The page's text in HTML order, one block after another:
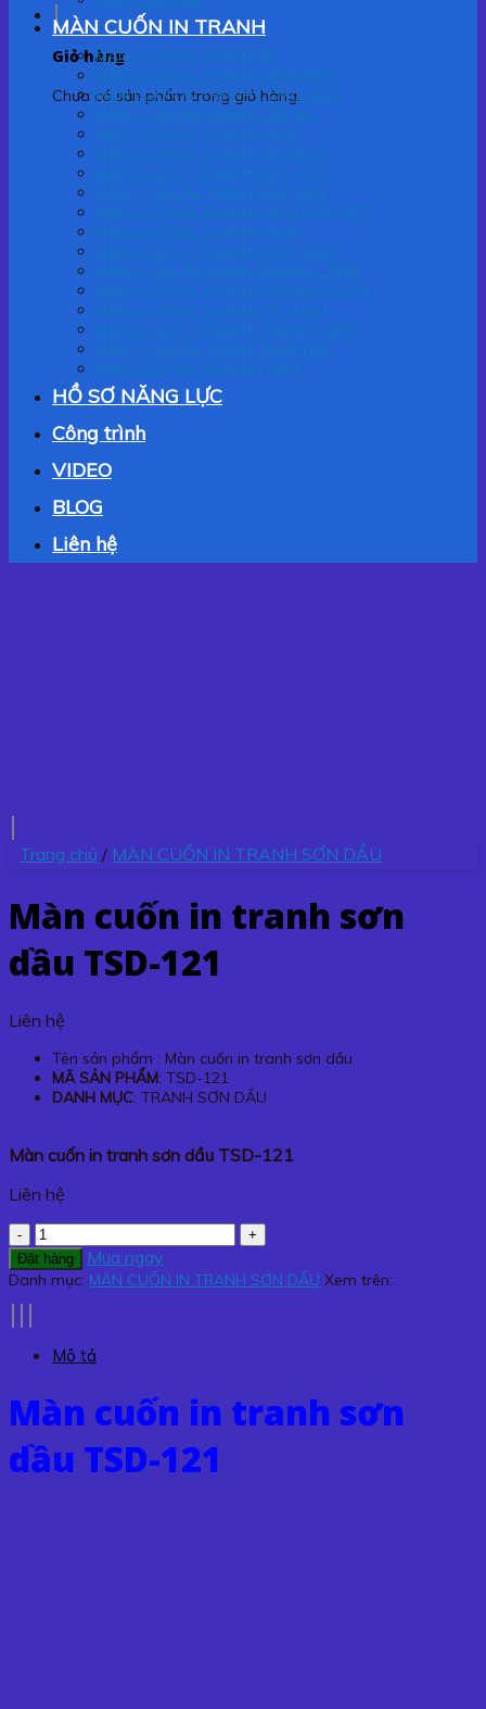
Giỏ hàng
Chưa có sản phẩm trong giỏ hàng.
MÀN CUỐN IN TRANH
MÀN CUỐN IN TRANH 3D
MÀN CUỐN IN TRANH CÔNG GIÁO
HỒ SƠ NĂNG LỰC
Công trình
VIDEO
BLOG
Liên hệ
Trang chủ / MÀN CUỐN IN TRANH SƠN DẦU
Màn cuốn in tranh sơn
dầu TSD-121
Liên hệ
Tên sản phẩm : Màn cuốn in tranh sơn dầu
MÃ SẢN PHẨM: TSD-121
DANH MỤC: TRANH SƠN DẦU
Màn cuốn in tranh sơn dầu TSD-121
Liên hệ
Màn
cuốn
in
TSD-
số
lượng
Đặt hàng Mua ngay
Danh mục: MÀN CUỐN IN TRANH SƠN DẦU Xem trên:
Mô tả
Màn cuốn in tranh sơn
dầu TSD-121